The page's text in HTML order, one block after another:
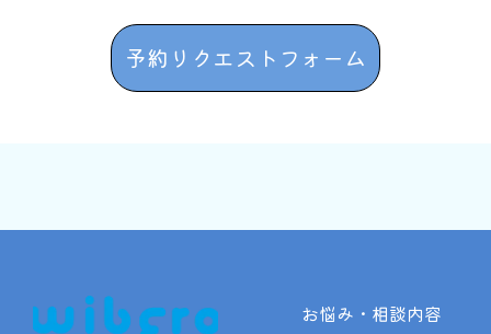
予約リクエストフォーム
お悩み・相談内容